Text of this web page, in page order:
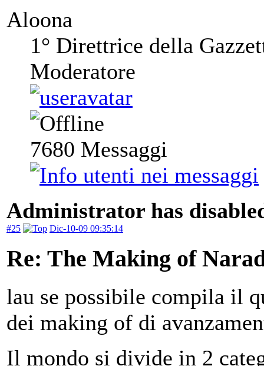
Aloona
1° Direttrice della
Moderatore
7680 Messaggi
Administrator has
#25 Dic-10-09 09:35:14
Re: The Making of
lau se possibile compila il
dei making of di
Il mondo si divide in 2